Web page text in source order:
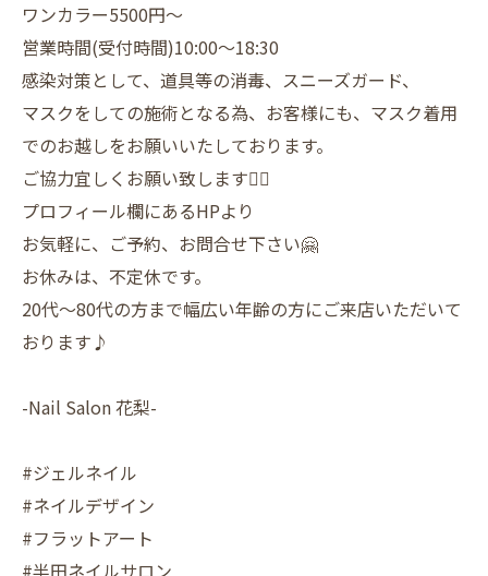
ワンカラー5500円〜
営業時間(受付時間)10:00〜18:30
感染対策として、道具等の消毒、スニーズガード、
マスクをしての施術となる為、お客様にも、マスク着用
でのお越しをお願いいたしております。
ご協力宜しくお願い致します🙇‍♀️
プロフィール欄にあるHPより
お気軽に、ご予約、お問合せ下さい🤗
お休みは、不定休です。
20代〜80代の方まで幅広い年齢の方にご来店いただいて
おります♪
-Nail Salon 花梨-
#ジェルネイル
#ネイルデザイン
#フラットアート
#半田ネイルサロン